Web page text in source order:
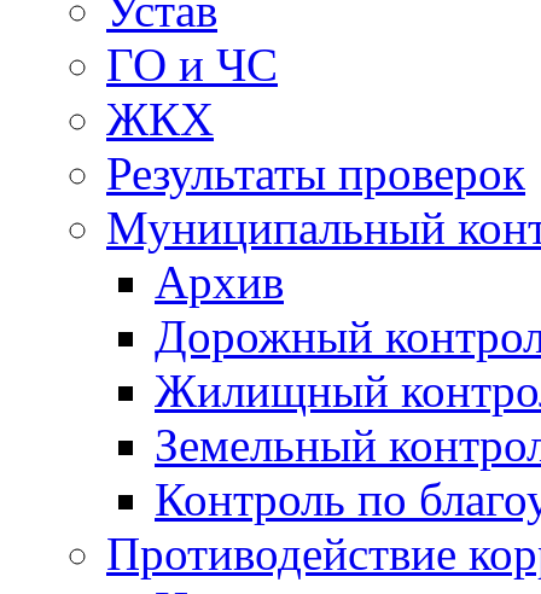
ГО и ЧС
ЖКХ
Результаты проверок
Муниципальный
Архив
Дорожный
Жилищный
Земельный
Контроль по
Противодействие